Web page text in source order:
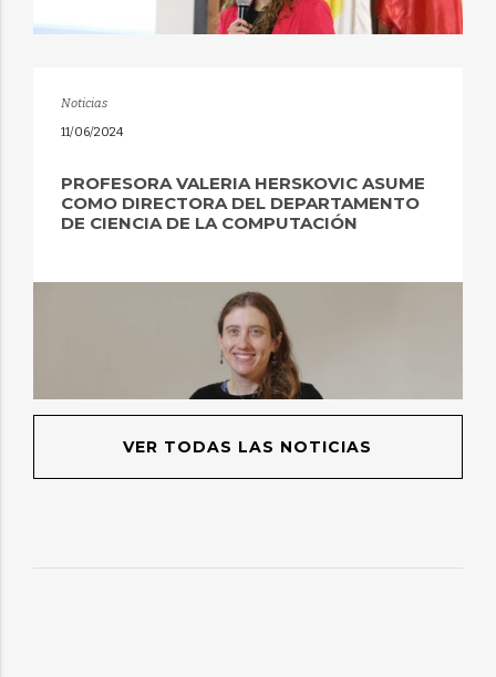
Noticias
11/06/2024
PROFESORA VALERIA HERSKOVIC ASUME
COMO DIRECTORA DEL DEPARTAMENTO
DE CIENCIA DE LA COMPUTACIÓN
VER TODAS LAS NOTICIAS